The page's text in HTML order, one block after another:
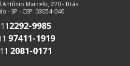
Antônio Marcelo, 220 - Brás
- SP - CEP: 03054-040
112292-9985
97411-1919
11 2081-0171